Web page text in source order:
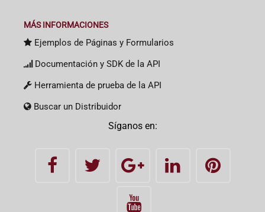
MÁS INFORMACIONES
Ejemplos de Páginas y Formularios
Documentación y SDK de la API
Herramienta de prueba de la API
Buscar un Distribuidor
Síganos en: